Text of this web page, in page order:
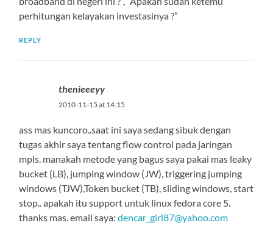
perhitungan kelayakan investasinya ?”
REPLY
thenieeeyy
2010-11-15 at 14:15
ass mas kuncoro..saat ini saya sedang sibuk dengan
tugas akhir saya tentang flow control pada jaringan
mpls. manakah metode yang bagus saya pakai mas leaky
bucket (LB), jumping window (JW), triggering jumping
windows (TJW),Token bucket (TB), sliding windows, start
stop.. apakah itu support untuk linux fedora core 5.
thanks mas. email saya:dencar_girl87@yahoo.com